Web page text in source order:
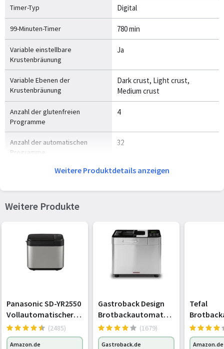
Timer-Typ Digital
99-Minuten-Timer 780 min
Variable einstellbare
Krustenbräunung
Ja
Variable Ebenen der
Krustenbräunung
Dark crust, Light crust,
Medium crust
Anzahl der glutenfreien
Programme
4
Anzahl der automatischen
Programme
32
Brot und Teig Programme
Kuchenteig, Französisches
Pizzateig, Roggenbrot,
Teflonbeschichtet Ja
Steuerung
Gewicht und Abmessungen
Breite 408 mm
Weitere Produktdetails anzeigen
Weitere Produkte
Panasonic SD-YR2550
Vollautomatischer
Brotbackautomat,
horizontales Design,
(2485)
Amazon.de
Gastroback Design
Brotbackautomat
Advanced
(1679)
Gastroback.de
Tefal
Pain &
Amazon.de